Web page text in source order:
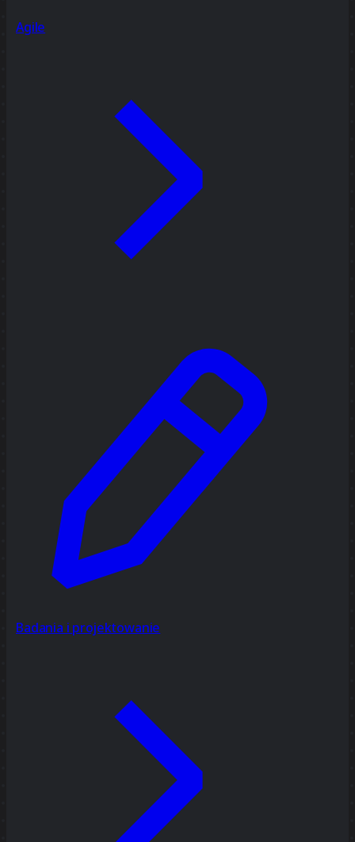
Agile
Badania i projektowanie